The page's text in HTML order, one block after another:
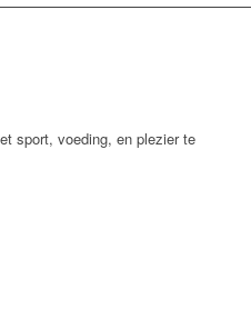
sport, voeding, en plezier te